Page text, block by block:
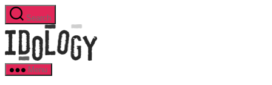
Skip
to
the
content
Search
Menu